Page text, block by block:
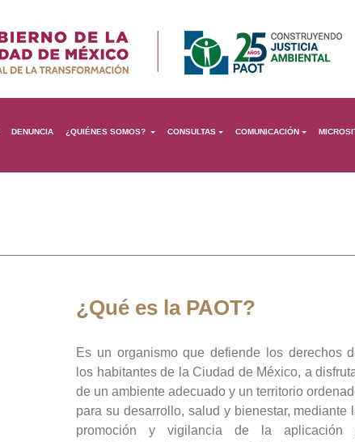
DENUNCIA ¿QUIÉNES SOMOS? CONSULTAS COMUNICACIÓN
¿Qué es la PAOT?
Es un organismo que defiende los derechos
los habitantes de la Ciudad de México, a
de un ambiente adecuado y un territorio
para su desarrollo, salud y bienestar, mediante
promoción y vigilancia de la aplicación